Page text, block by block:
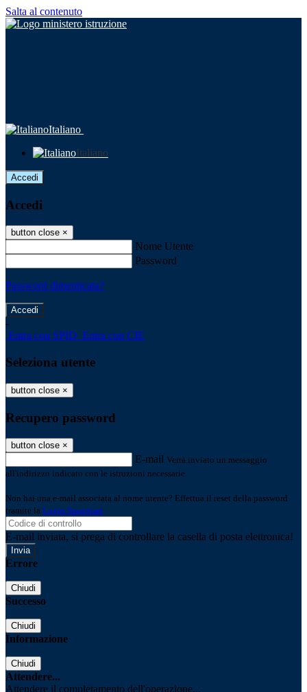
Salta al contenuto
Italiano
Italiano
Accedi
Accedi
button close ×
Nome Utente
Password
Password dimenticata?
-
Entra con SPID Entra con CIE
Seleziona utente
button close ×
Recupero password
button close ×
E-mail Verrà inviato un messaggio
all'indirizzo indicato con le istruzioni necessarie.
Non hai una e-mail associata al nome utente? Effettua il reset della password
tramite la Login Spaggiari
E-mail inviata, si prega di controllare la casella di posta elettronica!
Errore
Chiudi
Successo
Chiudi
Informazione
Chiudi
Attendere...
Attendere il completamento dell'operazione...